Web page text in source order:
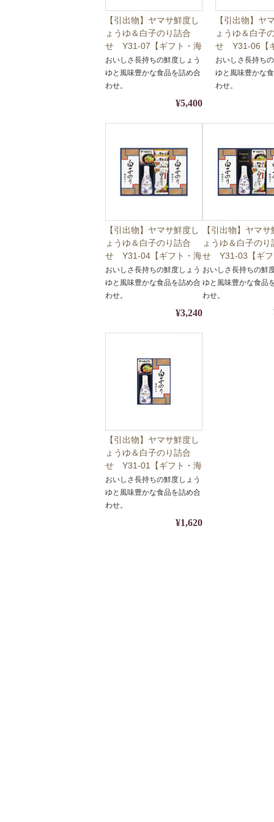
【引出物】ヤマサ鮮度し
ょうゆ＆白子のり詰合
せ Y31-07【ギフト・海
苔・醤油】【包装・熨斗
対応】
おいしさ長持ちの鮮度しょう
ゆと風味豊かな食品を詰め合
わせ。
¥5,400
【引出物】ヤ
ょうゆ＆白子
せ Y31-06【
苔・醤油】【
対応】
おいしさ長持ち
ゆと風味豊かな
わせ。
【引出物】ヤマサ鮮度し
ょうゆ＆白子のり詰合
せ Y31-04【ギフト・海
苔・醤油】【包装・熨斗
対応】
おいしさ長持ちの鮮度しょう
ゆと風味豊かな食品を詰め合
わせ。
¥3,240
【引出物】ヤマ
ょうゆ＆白子のり
せ Y31-03【ギフ
苔・醤油】【包装
対応】
おいしさ長持ちの鮮
ゆと風味豊かな食品
わせ。
【引出物】ヤマサ鮮度し
ょうゆ＆白子のり詰合
せ Y31-01【ギフト・海
苔・醤油】【包装・熨斗
対応】
おいしさ長持ちの鮮度しょう
ゆと風味豊かな食品を詰め合
わせ。
¥1,620